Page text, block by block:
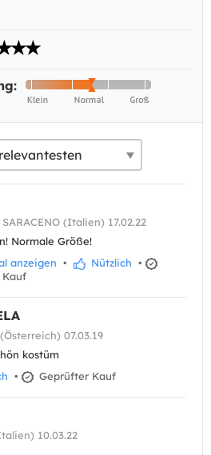
SARACENO (Italien) 17.02.22
Normale Größe!
anzeigen • Nützlich •
07.03.19
kostüm
• Geprüfter Kauf
10.03.22